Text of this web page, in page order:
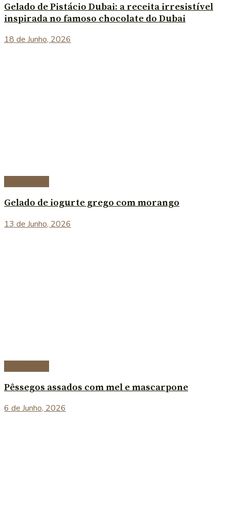
Gelado de Pistácio Dubai: a receita irresistível
inspirada no famoso chocolate do Dubai
18 de Junho, 2026
Gelado de iogurte grego com morango
13 de Junho, 2026
Pêssegos assados com mel e mascarpone
6 de Junho, 2026